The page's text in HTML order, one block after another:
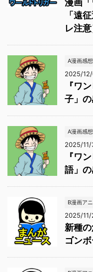
漫画
「遠
レ注意
A漫画感
2025/12/
『ワ
子」
A漫画感
2025/
『ワ
語」
B漫画ア
2025/
新種
ゴン